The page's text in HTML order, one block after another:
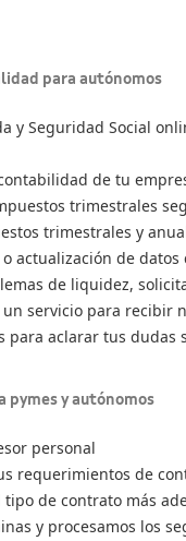
para autónomos
y Seguridad Social
de tu
trimestrales
trimestrales y
actualización de datos
de liquidez,
servicio para recibir
para aclarar tus
pymes y autónomos
personal
requerimientos de
de contrato más
y procesamos los